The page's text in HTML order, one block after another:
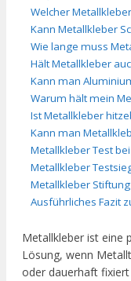
Welcher
Kann Metallkleber
Wie lange muss
Hält Metallkleber
Kann man
Warum hält mein
Ist Metallkleber
Kann man
Metallkleber Test
Metallkleber
Metallkleber
Ausführliches Fazit
Metallkleber ist eine
Lösung, wenn
oder dauerhaft